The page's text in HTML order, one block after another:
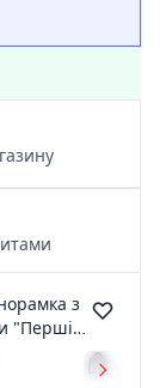
з
"Перші